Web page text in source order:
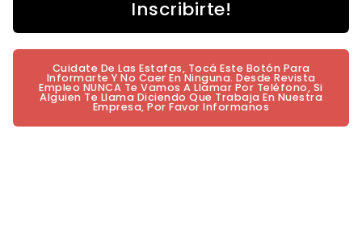
Inscribirte!
Cuidate De Las Estafas, Tocá Este Botón Para
Informarte Y No Caer En Ninguna. Desde Revista
Empleo NUNCA Te Vamos A Llamar Por Teléfono, Si
Alguien Te Llama Diciendo Que Trabaja En Nuestra
Empresa, Por Favor Informanos